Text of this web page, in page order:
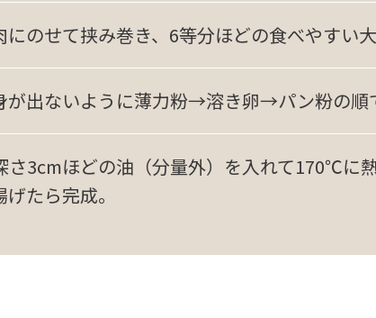
のせて挟み巻き、6等分ほどの食べやすい大
が出ないように薄力粉→溶き卵→パン粉の順
さ3cmほどの油（分量外）を入れて170℃に
たら完成。